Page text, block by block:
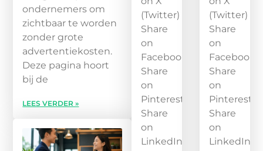
ondernemers om
zichtbaar te worden
zonder grote
advertentiekosten.
Deze pagina hoort
bij de
LEES VERDER »
(Twitter)
Share
on
Facebook
Share
on
Pinterest
Share
on
LinkedIn
(Twitter)
Share
on
Facebook
Share
on
Pinterest
Share
on
LinkedIn